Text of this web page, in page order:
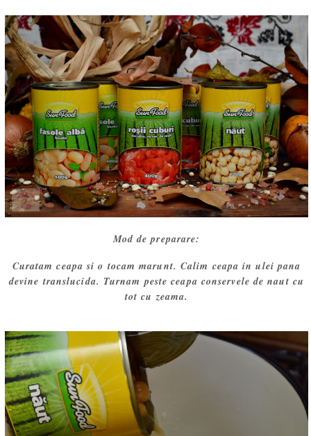
Mod de preparare:
Curatam ceapa si o tocam marunt. Calim ceapa in ulei pana
devine translucida. Turnam peste ceapa conservele de naut cu
tot cu zeama.